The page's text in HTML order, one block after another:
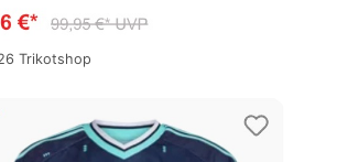
Trikotshop